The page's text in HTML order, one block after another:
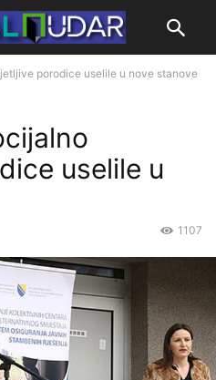
porodice uselile u nove stanove
uselile u
1107